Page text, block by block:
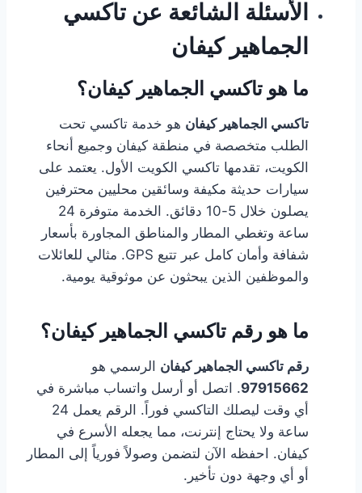
الأسئلة الشائعة عن تاكسي
الجماهير كيفان
ما هو تاكسي الجماهير كيفان؟
تاكسي الجماهير كيفان هو خدمة تاكسي تحت
الطلب متخصصة في منطقة كيفان وجميع أنحاء
الكويت، تقدمها تاكسي الكويت الأول. يعتمد على
سيارات حديثة مكيفة وسائقين محليين محترفين
يصلون خلال 5-10 دقائق. الخدمة متوفرة 24
ساعة وتغطي المطار والمناطق المجاورة بأسعار
شفافة وأمان كامل عبر تتبع GPS. مثالي للعائلات
والموظفين الذين يبحثون عن موثوقية يومية.
ما هو رقم تاكسي الجماهير كيفان؟
رقم تاكسي الجماهير كيفان الرسمي هو
97915662. اتصل أو أرسل واتساب مباشرة في
أي وقت ليصلك التاكسي فوراً. الرقم يعمل 24
ساعة ولا يحتاج إنترنت، مما يجعله الأسرع في
كيفان. احفظه الآن لتضمن وصولاً فورياً إلى المطار
أو أي وجهة دون تأخير.